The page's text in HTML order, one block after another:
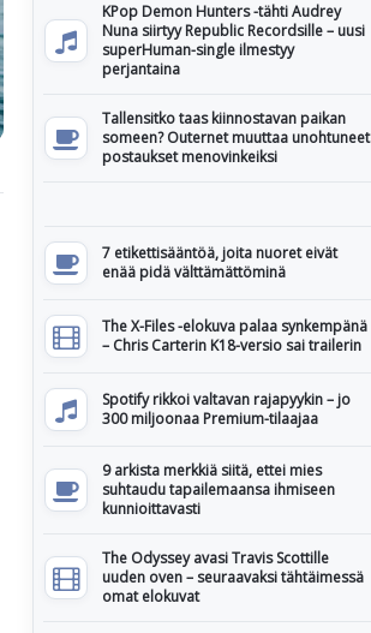
KPop Demon Hunters -tähti Audrey
Nuna siirtyy Republic Recordsille – uusi
superHuman-single ilmestyy
perjantaina
Tallensitko taas kiinnostavan paikan
someen? Outernet muuttaa unohtuneet
postaukset menovinkeiksi
7 etikettisääntöä, joita nuoret eivät
enää pidä välttämättöminä
The X-Files -elokuva palaa synkempänä
– Chris Carterin K18-versio sai trailerin
Spotify rikkoi valtavan rajapyykin – jo
300 miljoonaa Premium-tilaajaa
9 arkista merkkiä siitä, ettei mies
suhtaudu tapailemaansa ihmiseen
kunnioittavasti
The Odyssey avasi Travis Scottille
uuden oven – seuraavaksi tähtäimessä
omat elokuvat